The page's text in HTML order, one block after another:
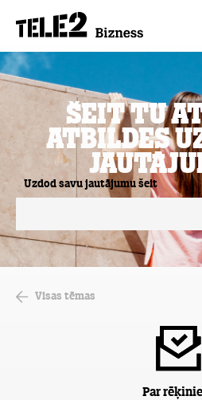
Šeit Tu
atbildes
Uzdod savu jautājumu šeit
Visas tēmas
Par